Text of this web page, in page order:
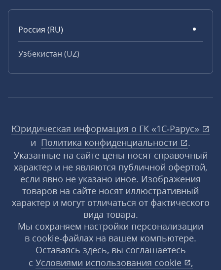
Россия (RU)
Узбекистан (UZ)
Юридическая информация о ГК «1С‑Рарус»
и Политика конфиденциальности
.
Указанные на сайте цены носят справочный
характер и не являются публичной офертой,
если явно не указано иное. Изображения
товаров на сайте носят иллюстративный
характер и могут отличаться от фактического
вида товара.
Мы сохраняем настройки персонализации
в cookie‑файлах на вашем компьютере.
Оставаясь здесь, вы соглашаетесь
с Условиями использования cookie
,